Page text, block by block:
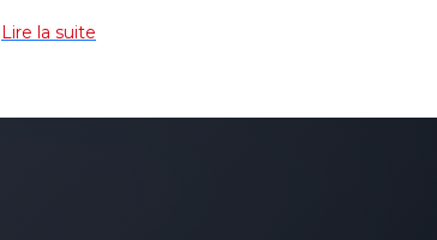
et de ventes pour 2026
Lire la suite